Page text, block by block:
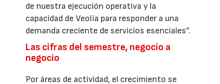
de nuestra ejecución operativa y la
capacidad de Veolia para responder a una
demanda creciente de servicios esenciales”.
Las cifras del semestre, negocio a
negocio
Por áreas de actividad, el crecimiento se